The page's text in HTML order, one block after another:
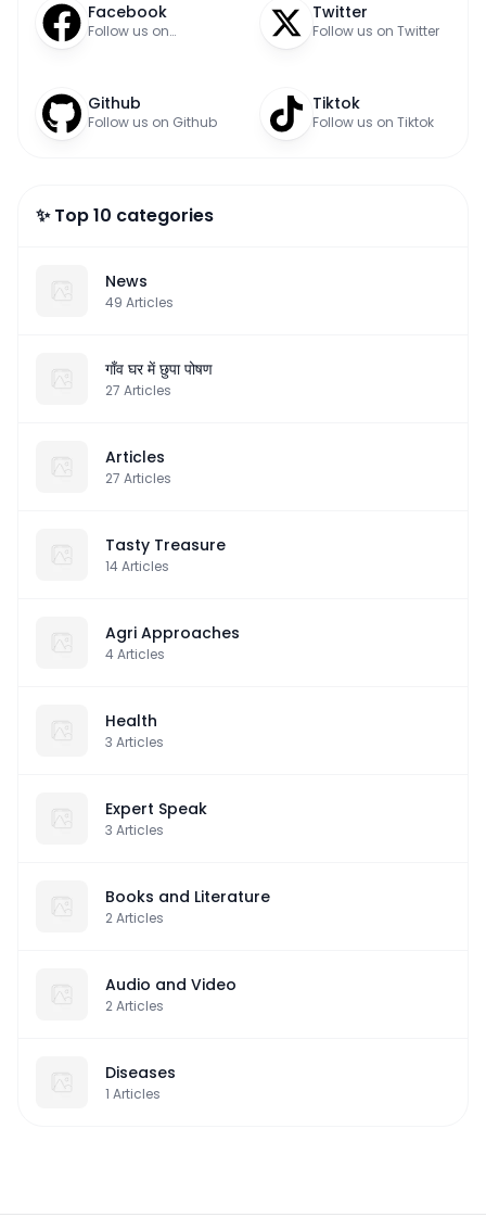
Facebook
Follow us on
Twitter
Follow us on Twitter
Github
Follow us on Github
Tiktok
Follow us on Tiktok
✨ Top 10 categories
News
49 Articles
गाँव घर में छुपा पोषण
27 Articles
Articles
27 Articles
Tasty Treasure
14Articles
Agri Approaches
4Articles
Health
3 Articles
Expert Speak
3 Articles
Books and Literature
2Articles
Audio and Video
2Articles
Diseases
1 Articles